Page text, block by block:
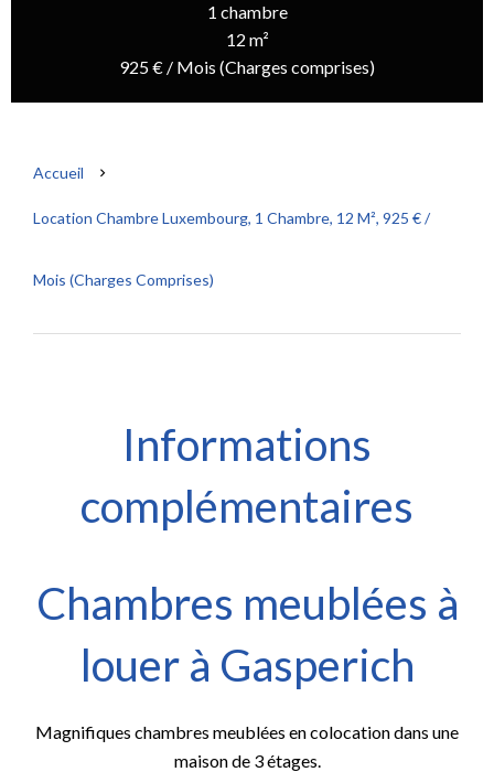
1 chambre
12 m²
925 € / Mois (Charges comprises)
Accueil
Location Chambre Luxembourg, 1 Chambre, 12 M², 925 € /
Mois (Charges Comprises)
Informations
complémentaires
Chambres meublées à
louer à Gasperich
Magnifiques chambres meublées en colocation dans une
maison de 3 étages.